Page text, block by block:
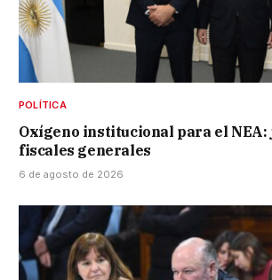
POLÍTICA
Oxígeno institucional para el
fiscales generales
6 de agosto de 2026